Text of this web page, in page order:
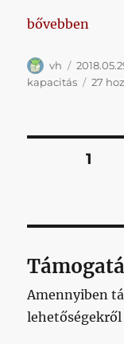
„Bárhogy
bővebben
Szerző
vh
kapacitás
27
OLDAL1
Amennyiben